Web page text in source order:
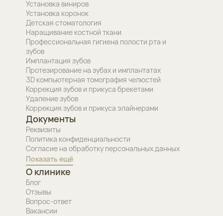
Установка виниров
Установка коронок
Детская стоматология
Наращивание костной ткани
Профессиональная гигиена полости рта и
зубов
Имплантация зубов
Протезирование на зубах и имплантатах
3D компьютерная томография челюстей
Коррекция зубов и прикуса брекетами
Удаление зубов
Коррекция зубов и прикуса элайнерами
Документы
Реквизиты
Политика конфиденциальности
Согласие на обработку персональных данных
Показать ещё
О клинике
Блог
Отзывы
Вопрос-ответ
Вакансии